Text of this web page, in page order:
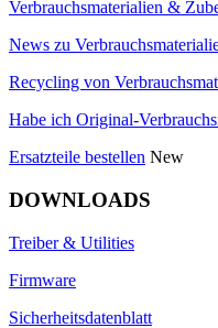
Verbrauchsmaterialien &
News zu
Recycling von
Habe ich Original-
Ersatzteile bestellen New
DOWNLOADS
Treiber & Utilities
Firmware
Sicherheitsdatenblatt